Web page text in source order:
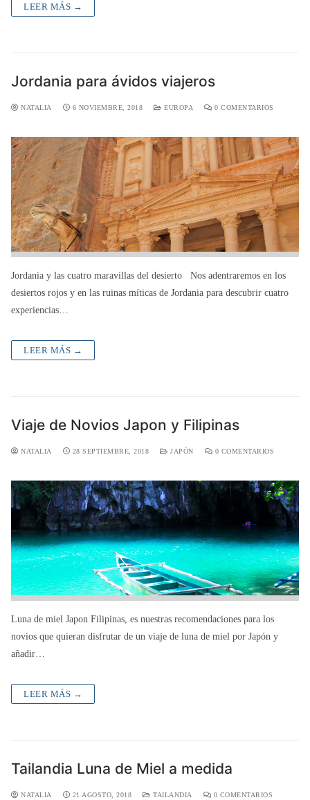
LEER MÁS →
Jordania para ávidos viajeros
NATALIA 6 NOVIEMBRE, 2018 EUROPA 0 COMENTARIOS
Jordania y las cuatro maravillas del desierto Nos adentraremos en los
desiertos rojos y en las ruinas míticas de Jordania para descubrir cuatro
experiencias…
LEER MÁS →
Viaje de Novios Japon y Filipinas
NATALIA 28 SEPTIEMBRE, 2018 JAPÓN 0 COMENTARIOS
Luna de miel Japon Filipinas, es nuestras recomendaciones para los
novios que quieran disfrutar de un viaje de luna de miel por Japón y
añadir…
LEER MÁS →
Tailandia Luna de Miel a medida
NATALIA 21 AGOSTO, 2018 TAILANDIA 0 COMENTARIOS